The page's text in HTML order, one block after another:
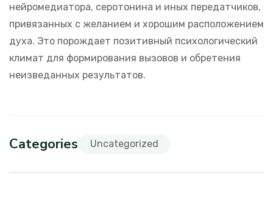
нейромедиатора, серотонина и иных передатчиков,
привязанных с желанием и хорошим расположением
духа. Это порождает позитивный психологический
климат для формирования вызовов и обретения
неизведанных результатов.
Categories Uncategorized